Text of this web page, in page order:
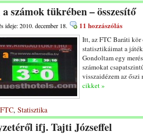
számok tükrében – összesítő
ideje: 2010. december 18. 11 hozzászólás
Itt, az FTC Baráti
statisztikáimat a
Gondoltam egy
számokat
visszaidézem az
cikket »
, Statisztika
ifj. Tajti Józseffel